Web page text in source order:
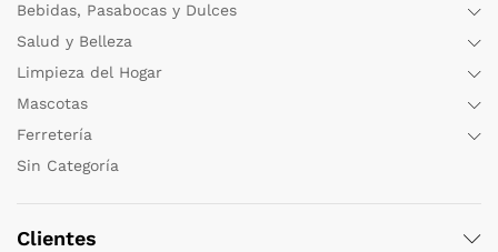
Bebidas, Pasabocas y Dulces
Salud y Belleza
Limpieza del Hogar
Mascotas
Ferretería
Sin Categoría
Clientes